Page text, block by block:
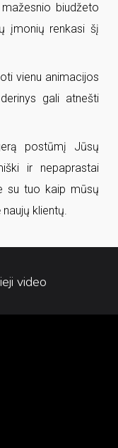
biudžeto
įmonių renkasi šį
vienu animacijos
gali atnešti
postūmį Jūsų
ir nepaprastai
su tuo kaip mūsų
klientų.
video